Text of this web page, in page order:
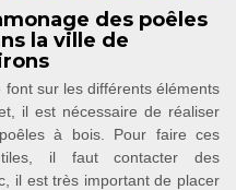
des poêles
la ville de
sur les différents éléments
il est nécessaire de réaliser
à bois. Pour faire ces
il faut contacter des
il est très important de placer